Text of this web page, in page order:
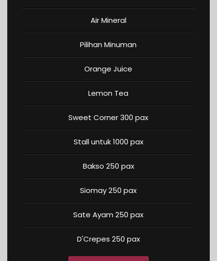
Air Mineral
Pilihan Minuman
Orange Juice
Lemon Tea
Sweet Corner 300 pax
Stall untuk 1000 pax
Bakso 250 pax
Siomay 250 pax
Sate Ayam 250 pax
D'Crepes 250 pax